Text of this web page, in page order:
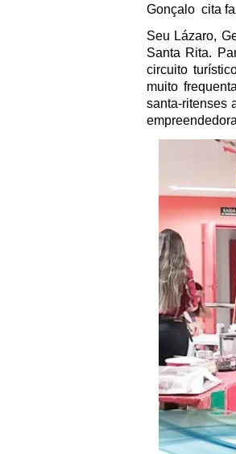
Gonçalo cita
Seu Lázaro,
Santa Rita.
circuito
muito
santa-ritenses